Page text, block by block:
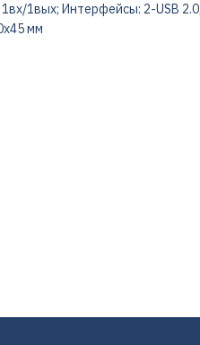
1вых; Интерфейсы: 2-USB
мм